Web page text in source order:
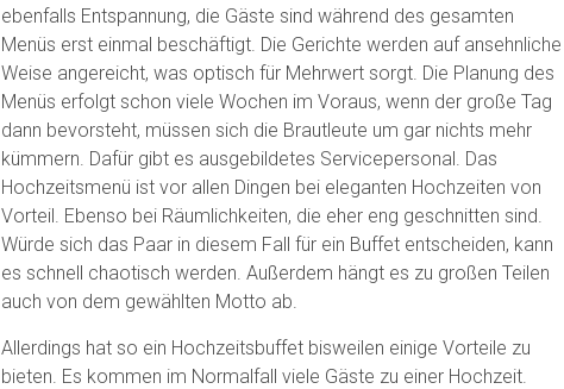
ebenfalls Entspannung, die Gäste sind während des gesamten
Menüs erst einmal beschäftigt. Die Gerichte werden auf ansehnliche
Weise angereicht, was optisch für Mehrwert sorgt. Die Planung des
Menüs erfolgt schon viele Wochen im Voraus, wenn der große Tag
dann bevorsteht, müssen sich die Brautleute um gar nichts mehr
kümmern. Dafür gibt es ausgebildetes Servicepersonal. Das
Hochzeitsmenü ist vor allen Dingen bei eleganten Hochzeiten von
Vorteil. Ebenso bei Räumlichkeiten, die eher eng geschnitten sind.
Würde sich das Paar in diesem Fall für ein Buffet entscheiden, kann
es schnell chaotisch werden. Außerdem hängt es zu großen Teilen
auch von dem gewählten Motto ab.
Allerdings hat so ein Hochzeitsbuffet bisweilen einige Vorteile zu
bieten. Es kommen im Normalfall viele Gäste zu einer Hochzeit.